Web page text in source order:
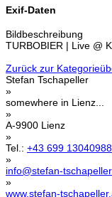
Exif-Daten
Bildbeschreibung
TURBOBIER | Live @
Zurück zur
Stefan Tschapeller
»
somewhere in Lienz...
»
A-9900 Lienz
»
Tel.: +43 699 13040988
»
info@stefan-
»
www.stefan-